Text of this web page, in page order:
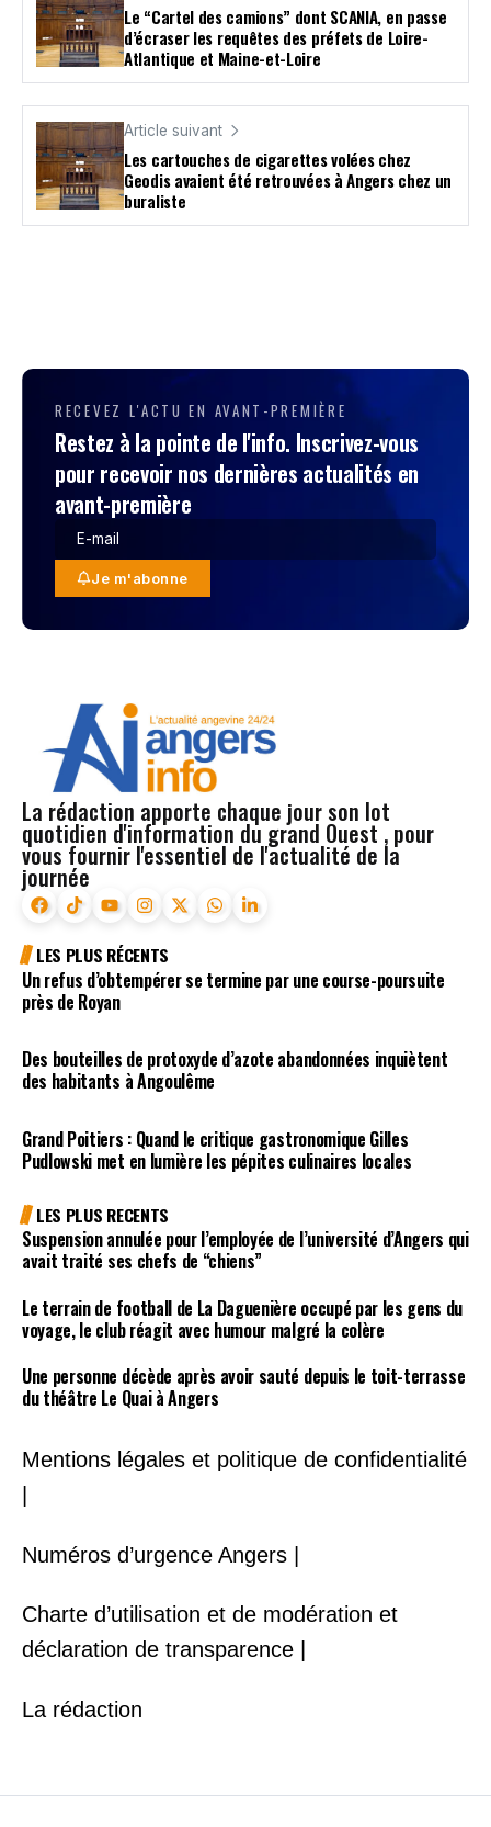
Le “Cartel des camions” dont SCANIA, en passe
d’écraser les requêtes des préfets de Loire-
Atlantique et Maine-et-Loire
Article suivant
Les cartouches de cigarettes volées chez
Geodis avaient été retrouvées à Angers chez un
buraliste
RECEVEZ L'ACTU EN AVANT-PREMIÈRE
Restez à la pointe de l'info. Inscrivez-vous
pour recevoir nos dernières actualités en
avant-première
Je m'abonne
La rédaction apporte chaque jour son lot
quotidien d'information du grand Ouest , pour
vous fournir l'essentiel de l'actualité de la
journée
LES PLUS RÉCENTS
Un refus d’obtempérer se termine par une course-poursuite
près de Royan
Des bouteilles de protoxyde d’azote abandonnées inquiètent
des habitants à Angoulême
Grand Poitiers : Quand le critique gastronomique Gilles
Pudlowski met en lumière les pépites culinaires locales
LES PLUS RECENTS
Suspension annulée pour l’employée de l’université d’Angers qui
avait traité ses chefs de “chiens”
Le terrain de football de La Daguenière occupé par les gens du
voyage, le club réagit avec humour malgré la colère
Une personne décède après avoir sauté depuis le toit-terrasse
du théâtre Le Quai à Angers
Mentions légales et politique de confidentialité
Numéros d’urgence Angers |
Charte d’utilisation et de modération et
déclaration de transparence |
La rédaction